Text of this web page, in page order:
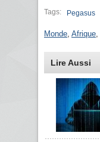
Tags: Pegasus
Monde Afrique
Lire Aussi